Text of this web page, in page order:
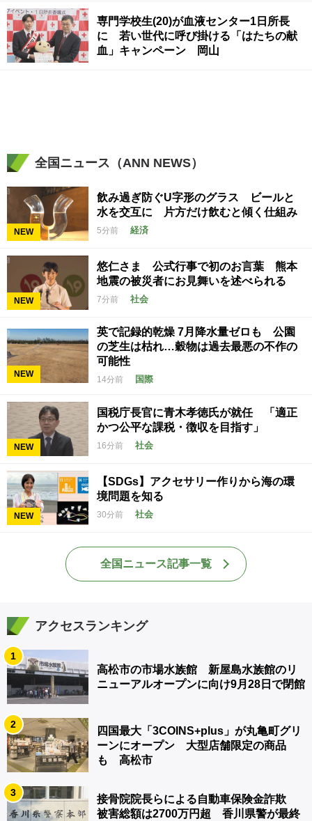
専門学校生(20)が血液センター1日所長
に 若い世代に呼び掛ける「はたちの献
血」キャンペーン 岡山
全国ニュース（ANN NEWS）
NEW
飲み過ぎ防ぐU字形のグラス ビールと
水を交互に 片方だけ飲むと傾く仕組み
5分前 経済
NEW
悠仁さま 公式行事で初のお言葉 熊本
地震の被災者にお見舞いを述べられる
7分前 社会
NEW
英で記録的乾燥 7月降水量ゼロも 公園
の芝生は枯れ…穀物は過去最悪の不作の
可能性
14分前 国際
NEW
国税庁長官に青木孝徳氏が就任 「適正
かつ公平な課税・徴収を目指す」
16分前 社会
NEW
【SDGs】アクセサリー作りから海の環
境問題を知る
30分前 社会
全国ニュース記事一覧
アクセスランキング
1
高松市の市場水族館 新屋島水族館のリ
ニューアルオープンに向け9月28日で閉館
2
四国最大「3COINS+plus」が丸亀町グリ
ーンにオープン 大型店舗限定の商品
も 高松市
3
接骨院院長らによる自動車保険金詐欺
被害総額は2700万円超 香川県警が最終